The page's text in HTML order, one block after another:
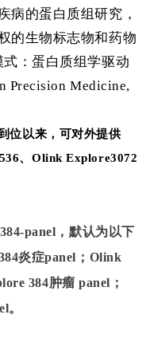
病的蛋白质组研究，
的生物标志物和药物
：蛋白质组学驱动
Precision Medicine,
位以来，可对外提供
、Olink Explore3072
panel，默认为以下
炎症panel；Olink
384肿瘤 panel；
。